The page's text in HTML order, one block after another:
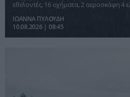
εθελοντές, 16 οχήματα, 2 αεροσκάφη 4
ΙΩΑΝΝΑ ΠΥΛΟΥΔΗ
10.08.2026 | 08:45